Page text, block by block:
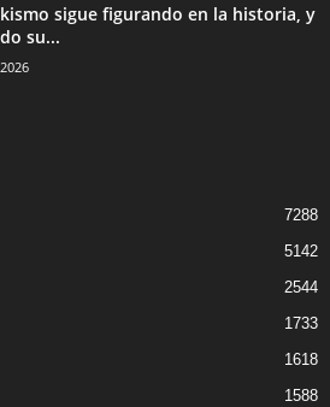
sigue figurando en la historia, y
su...
7288
5142
2544
1733
1618
1588